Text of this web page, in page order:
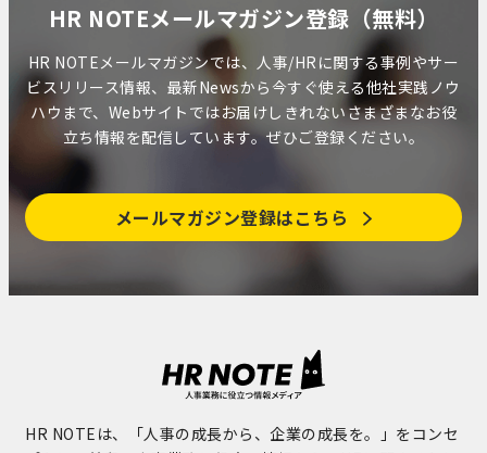
HR NOTEメールマガジン登録（無料）
HR NOTEメールマガジンでは、人事/HRに関する事例やサー
ビスリリース情報、最新Newsから今すぐ使える他社実践ノウ
ハウまで、Webサイトではお届けしきれないさまざまなお役
立ち情報を配信しています。ぜひご登録ください。
メールマガジン登録はこちら
HR NOTEは、「人事の成長から、企業の成長を。」をコンセ